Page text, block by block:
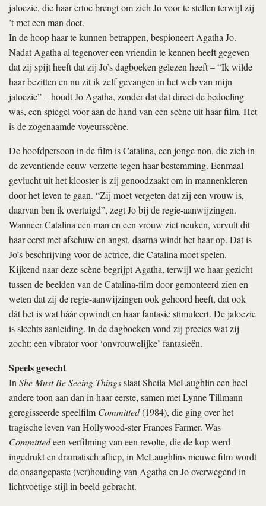
jaloezie, die haar ertoe brengt om zich Jo voor te stellen terwijl zij
’t met een man doet.
In de hoop haar te kunnen betrappen, bespioneert Agatha Jo.
Nadat Agatha al tegenover een vriendin te kennen heeft gegeven
dat zij spijt heeft dat zij Jo’s dagboeken gelezen heeft – “Ik wilde
haar bezitten en nu zit ik zelf gevangen in het web van mijn
jaloezie” – houdt Jo Agatha, zonder dat dat direct de bedoeling
was, een spiegel voor aan de hand van een scène uit haar film. Het
is de zogenaamde voyeursscène.
De hoofdpersoon in de film is Catalina, een jonge non, die zich in
de zeventiende eeuw verzette tegen haar bestemming. Eenmaal
gevlucht uit het klooster is zij genoodzaakt om in mannenkleren
door het leven te gaan. “Zij moet vergeten dat zij een vrouw is,
daarvan ben ik overtuigd”, zegt Jo bij de regie-aanwijzingen.
Wanneer Catalina een man en een vrouw ziet neuken, vervult dit
haar eerst met afschuw en angst, daarna windt het haar op. Dat is
Jo’s beschrijving voor de actrice, die Catalina moet spelen.
Kijkend naar deze scène begrijpt Agatha, terwijl we haar gezicht
tussen de beelden van de Catalina-film door gemonteerd zien en
weten dat zij de regie-aanwijzingen ook gehoord heeft, dat ook
dát het is wat háár opwindt en haar fantasie stimuleert. De jaloezie
is slechts aanleiding. In de dagboeken vond zij precies wat zij
zocht: een vibrator voor ‘onvrouwelijke’ fantasieën.
Speels gevecht
InShe Must Be Seeing Thingsslaat Sheila McLaughlin een heel
andere toon aan dan in haar eerste, samen met Lynne Tillmann
geregisseerde speelfilm Committed(1984), die ging over het
tragische leven van Hollywood-ster Frances Farmer. Was
Committedeen verfilming van een revolte, die de kop werd
ingedrukt en dramatisch afliep, in McLaughlins nieuwe film wordt
de onaangepaste (ver)houding van Agatha en Jo overwegend in
lichtvoetige stijl in beeld gebracht.